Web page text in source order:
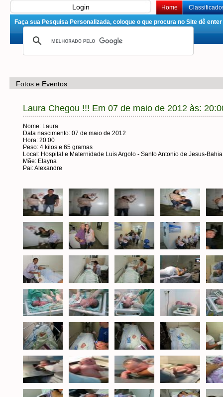
Login Home
Faça sua Pesquisa Personalizada, coloque o que procura no Site dê
Fotos e Eventos
Laura Chegou !!! Em 07 de maio de 2012 às:
Nome: Laura
Data nascimento: 07 de maio de 2012
Hora: 20:00
Peso: 4 kilos e 65 gramas
Local: Hospital e Maternidade Luis Argolo - Santo Antonio de Jesus-Bahia
Mãe: Elayna
Pai: Alexandre